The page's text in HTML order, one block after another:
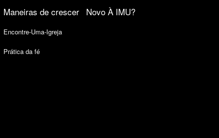
Maneiras de crescer
Encontre-Uma-Igreja
Prática da fé
Novo À IMU?